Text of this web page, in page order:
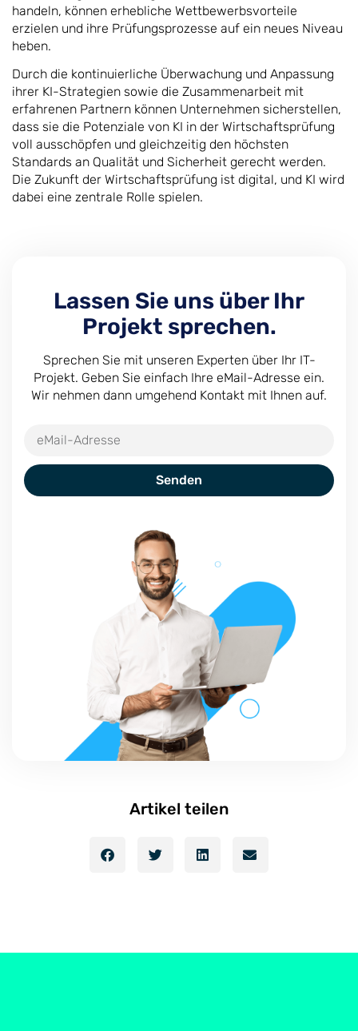
handeln, können erhebliche Wettbewerbsvorteile
erzielen und ihre Prüfungsprozesse auf ein neues Niveau
heben.
Durch die kontinuierliche Überwachung und Anpassung
ihrer KI-Strategien sowie die Zusammenarbeit mit
erfahrenen Partnern können Unternehmen sicherstellen,
dass sie die Potenziale von KI in der Wirtschaftsprüfung
voll ausschöpfen und gleichzeitig den höchsten
Standards an Qualität und Sicherheit gerecht werden.
Die Zukunft der Wirtschaftsprüfung ist digital, und KI wird
dabei eine zentrale Rolle spielen.
Lassen Sie uns über Ihr
Projekt sprechen.
Sprechen Sie mit unseren Experten über Ihr IT-
Projekt. Geben Sie einfach Ihre eMail-Adresse ein.
Wir nehmen dann umgehend Kontakt mit Ihnen auf.
Senden
Artikel teilen